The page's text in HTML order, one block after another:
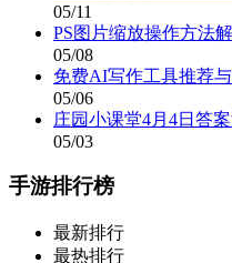
05/11
PS图片缩放操作方法
05/08
免费AI写作工具推荐
05/06
庄园小课堂4月4日答
05/03
手游排行榜
最新排行
最热排行